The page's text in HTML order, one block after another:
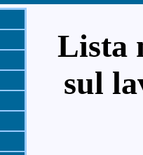
Lista
sul